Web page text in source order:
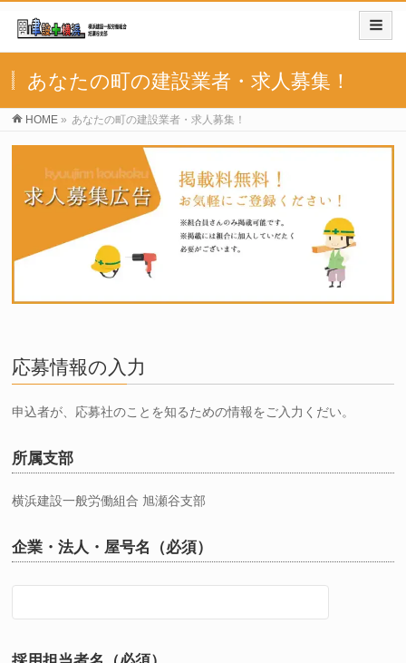
あなたの町の建設業者・求人募集！
HOME » あなたの町の建設業者・求人募集！
応募情報の入力
申込者が、応募社のことを知るための情報をご入力くだい。
所属支部
横浜建設一般労働組合 旭瀬谷支部
企業・法人・屋号名（必須）